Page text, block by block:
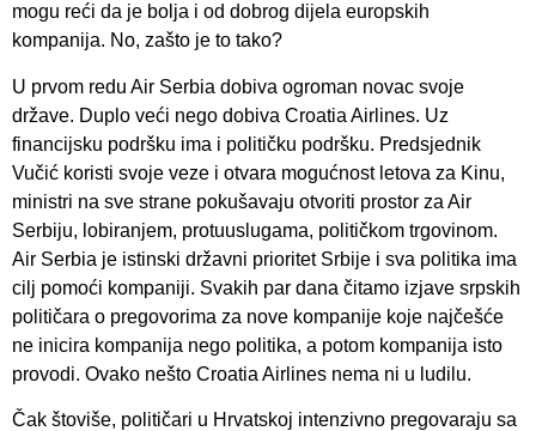
mogu reći da je bolja i od dobrog dijela europskih
kompanija. No, zašto je to tako?
U prvom redu Air Serbia dobiva ogroman novac svoje
države. Duplo veći nego dobiva Croatia Airlines. Uz
financijsku podršku ima i političku podršku. Predsjednik
Vučić koristi svoje veze i otvara mogućnost letova za Kinu,
ministri na sve strane pokušavaju otvoriti prostor za Air
Serbiju, lobiranjem, protuuslugama, političkom trgovinom.
Air Serbia je istinski državni prioritet Srbije i sva politika ima
cilj pomoći kompaniji. Svakih par dana čitamo izjave srpskih
političara o pregovorima za nove kompanije koje najčešće
ne inicira kompanija nego politika, a potom kompanija isto
provodi. Ovako nešto Croatia Airlines nema ni u ludilu.
Čak štoviše, političari u Hrvatskoj intenzivno pregovaraju sa